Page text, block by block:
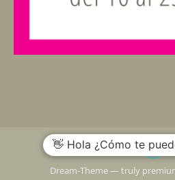
Dream-Theme — truly
👋 Hola ¿Cómo te